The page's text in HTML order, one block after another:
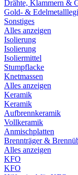
Drähte, Klammern &
Gold- &
Sonstiges
Alles anzeigen
Isolierung
Isolierung
Isoliermittel
Stumpflacke
Knetmassen
Alles anzeigen
Keramik
Keramik
Aufbrennkeramik
Vollkeramik
Anmischplatten
Brennträger &
Alles anzeigen
KFO
KFO